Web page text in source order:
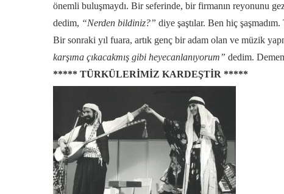
önemli buluşmaydı. Bir seferinde, bir firmanın reyonunu
dedim, “Nerden bildiniz?” diye şaştılar. Ben hiç
Bir sonraki yıl fuara, artık genç bir adam olan ve müzik
karşıma çıkacakmış gibi heyecanlanıyorum” dedim.
***** TÜRKÜLERİMİZ KARDEŞTİR *****